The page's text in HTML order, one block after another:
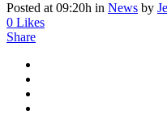
Posted at 09:20h in News by
0 Likes
Share